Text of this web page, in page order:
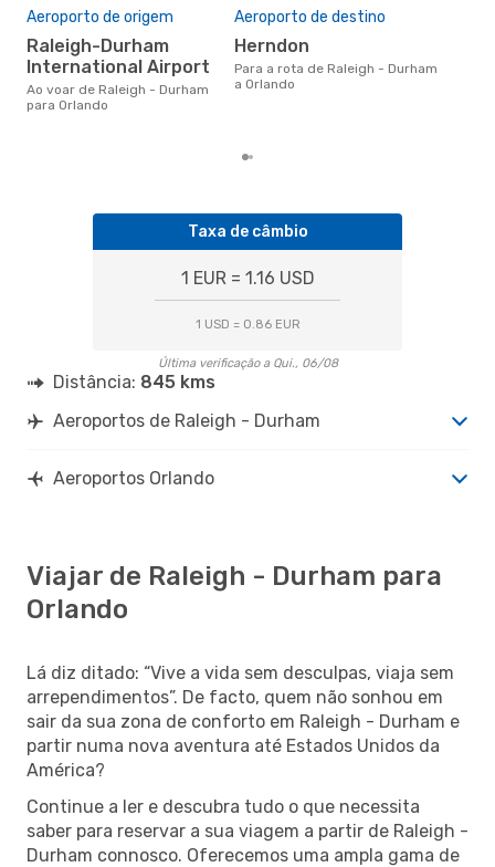
Aeroporto de origem
Raleigh-Durham
International Airport
Ao voar de Raleigh - Durham
para Orlando
Aeroporto de destino
Herndon
Para a rota de Raleigh - Durham
a Orlando
Taxa de câmbio
1 EUR = 1.16 USD
1 USD = 0.86 EUR
Última verificação a Qui., 06/08
Distância: 845 kms
Aeroportos de Raleigh - Durham
Aeroportos Orlando
Viajar de Raleigh - Durham para
Orlando
Lá diz ditado: “Vive a vida sem desculpas, viaja sem
arrependimentos”. De facto, quem não sonhou em
sair da sua zona de conforto em Raleigh - Durham e
partir numa nova aventura até Estados Unidos da
América?
Continue a ler e descubra tudo o que necessita
saber para reservar a sua viagem a partir de Raleigh -
Durham connosco. Oferecemos uma ampla gama de